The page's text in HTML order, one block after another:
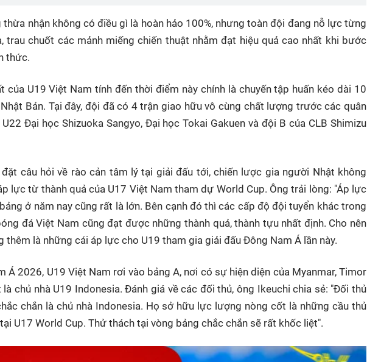
thừa nhận không có điều gì là hoàn hảo 100%, nhưng toàn đội đang nỗ lực từng
trau chuốt các mảnh miếng chiến thuật nhằm đạt hiệu quả cao nhất khi bước
thức.
của U19 Việt Nam tính đến thời điểm này chính là chuyến tập huấn kéo dài 10
Bản. Tại đây, đội đã có 4 trận giao hữu vô cùng chất lượng trước các quân
Đại học Shizuoka Sangyo, Đại học Tokai Gakuen và đội B của CLB Shimizu
câu hỏi về rào cản tâm lý tại giải đấu tới, chiến lược gia người Nhật không
lực từ thành quả của U17 Việt Nam tham dự World Cup. Ông trải lòng: "Áp lực
ở năm nay cũng rất là lớn. Bên cạnh đó thì các cấp độ đội tuyển khác trong
đá Việt Nam cũng đạt được những thành quả, thành tựu nhất định. Cho nên
thêm là những cái áp lực cho U19 tham gia giải đấu Đông Nam Á lần này.
Á 2026, U19 Việt Nam rơi vào bảng A, nơi có sự hiện diện của Myanmar, Timor
chủ nhà U19 Indonesia. Đánh giá về các đối thủ, ông Ikeuchi chia sẻ: "Đối thủ
chắn là chủ nhà Indonesia. Họ sở hữu lực lượng nòng cốt là những cầu thủ
U17 World Cup. Thử thách tại vòng bảng chắc chắn sẽ rất khốc liệt".